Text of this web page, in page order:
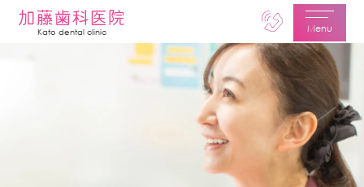
Menu
加藤歯科医院
Kato dental clinic